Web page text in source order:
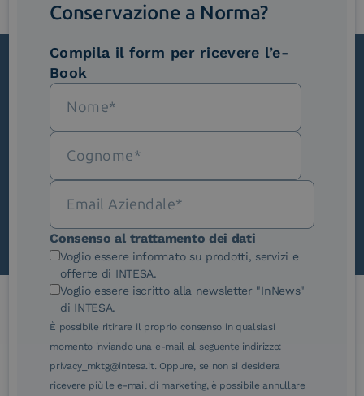
Iscriviti alla newsletter
Novità, iniziative ed eventi dal mondo della
Scopri InNews
Le nostre certificazioni
Conservazione a Norma?
Compila il form per ricevere l’e-
Book
Consenso al trattamento dei dati
Voglio essere informato su prodotti, servizi e
offerte di INTESA.
Voglio essere iscritto alla newsletter "InNews"
di INTESA.
È possibile ritirare il proprio consenso in qualsiasi
momento inviando una e-mail al seguente indirizzo:
privacy_mktg@intesa.it. Oppure, se non si desidera
ricevere più le e-mail di marketing, è possibile annullare